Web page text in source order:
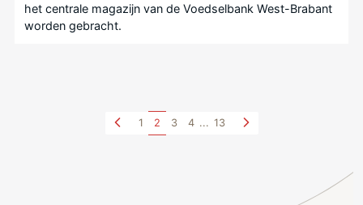
het centrale magazijn van de Voedselbank West-Brabant
worden gebracht.
1 2 3 4 ... 13